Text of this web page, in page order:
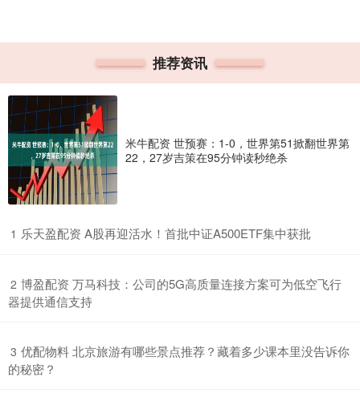
推荐资讯
米牛配资 世预赛：1-0，世界第51掀翻世界第
22，27岁吉策在95分钟读秒绝杀
1 ​乐天盈配资 A股再迎活水！首批中证A500ETF集中获批
2 ​博盈配资 万马科技：公司的5G高质量连接方案可为低空飞行
器提供通信支持
3 ​优配物料 北京旅游有哪些景点推荐？藏着多少课本里没告诉你
的秘密？